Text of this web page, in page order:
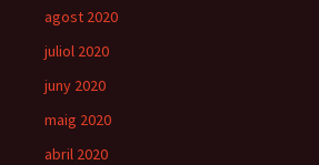
agost 2020
juliol 2020
juny 2020
maig 2020
abril 2020